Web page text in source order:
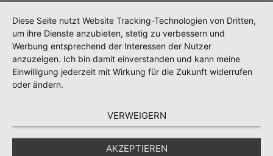
Diese Seite nutzt Website Tracking-Technologien von Dritten,
um ihre Dienste anzubieten, stetig zu verbessern und
Werbung entsprechend der Interessen der Nutzer
anzuzeigen. Ich bin damit einverstanden und kann meine
Einwilligung jederzeit mit Wirkung für die Zukunft widerrufen
oder ändern.
VERWEIGERN
AKZEPTIEREN